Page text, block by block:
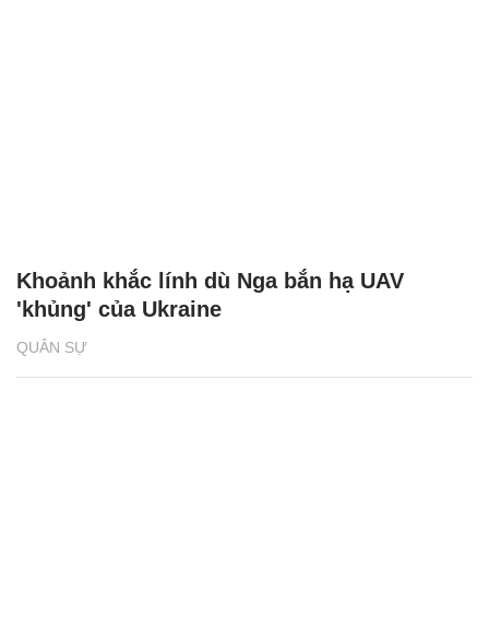
QUÂN SỰ
Khoảnh khắc lính dù Nga bắn hạ UAV
'khủng' của Ukraine